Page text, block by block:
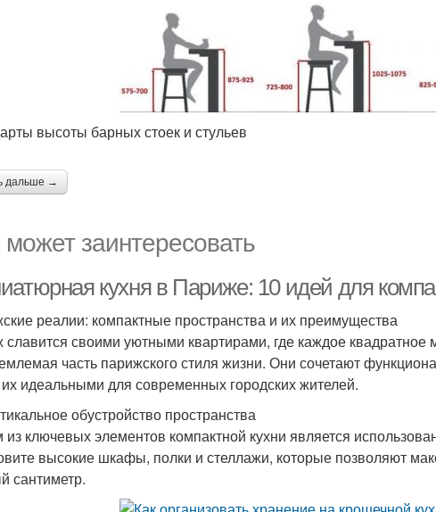
высоты барных стоек и стульев
дальше →
заинтересовать
кухня в Париже: 10 идей для
реалии: компактные пространства и их преимущества
своими уютными квартирами, где каждое
часть парижского стиля жизни. Они сочетают
идеальными для современных городских жителей.
обустройство пространства
ключевых элементов компактной кухни является
высокие шкафы, полки и стеллажи, которые позволяют
сантиметр.